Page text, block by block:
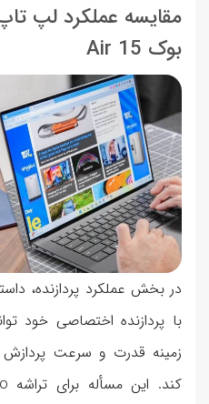
بوک Air 15
در بخش عملکرد پردازنده‌،
با پردازنده اختصاصی خود
زمینه قدرت و سرعت